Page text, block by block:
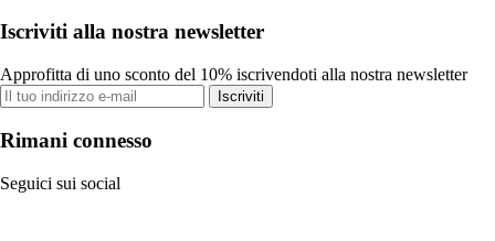
Iscriviti alla nostra newsletter
Approfitta di uno sconto del 10% iscrivendoti alla nostra newsletter
Iscriviti
Rimani connesso
Seguici sui social